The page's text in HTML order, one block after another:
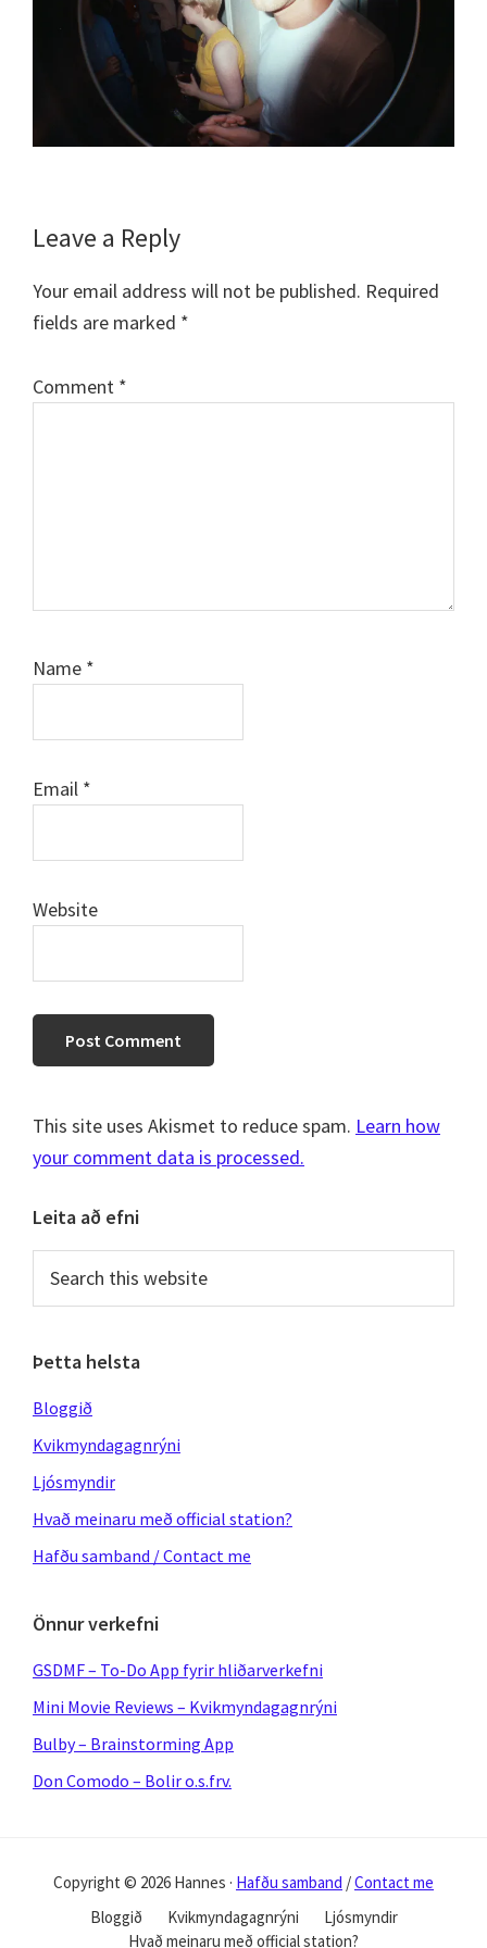
Reader
Interactions
Leave a Reply
Your email address will not be published. Required
fields are marked *
Comment *
Name *
Email *
Website
This site uses Akismet to reduce spam. Learn how
your comment data is processed.
Primary
Sidebar
Leita að efni
this
Þetta helsta
Bloggið
Kvikmyndagagnrýni
Ljósmyndir
Hvað meinaru með official station?
Hafðu samband / Contact me
Önnur verkefni
GSDMF – To-Do App fyrir hliðarverkefni
Mini Movie Reviews – Kvikmyndagagnrýni
Bulby – Brainstorming App
Don Comodo – Bolir o.s.frv.
Copyright © 2026 Hannes · Hafðu samband /Contact me
Bloggið
Kvikmyndagagnrýni
Ljósmyndir
Hvað meinaru með official station?